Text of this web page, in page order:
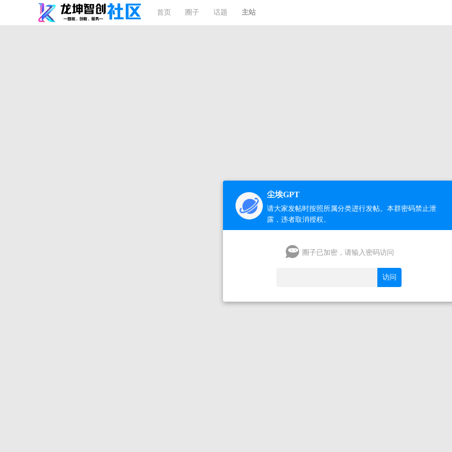
首页 圈子 话题 主站
尘埃GPT
请大家发帖时按照所属分类进行发帖。本群密码禁止泄
露，违者取消授权。
圈子已加密，请输入密码访问
访问